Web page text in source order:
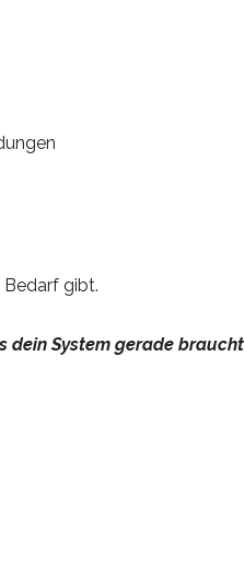
gibt.
dein System gerade